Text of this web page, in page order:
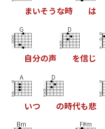
まいそうな時 は
G
自分の声
D
を信じ
A
いつ
D
の時代も悲
Bm F#m